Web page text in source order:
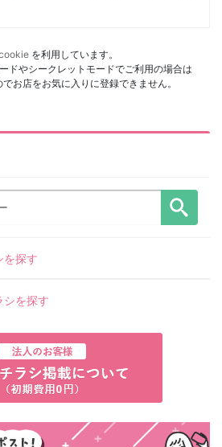
を利用しています。
ドやシークレットモードでご利用の場合は
お店をお気に入りに登録できません。
を探す
シを探す